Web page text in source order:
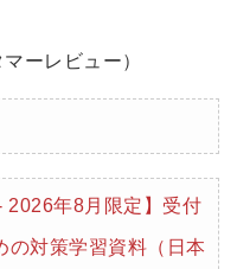
ーレビュー）
2026年8月限定】受付
の対策学習資料（日本